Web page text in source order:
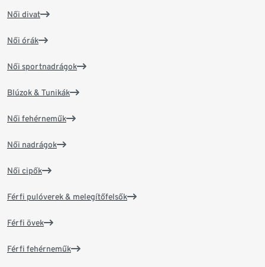
Női divat
Női órák
Női sportnadrágok
Blúzok & Tunikák
Női fehérneműk
Női nadrágok
Női cipők
Férfi pulóverek & melegítőfelsők
Férfi övek
Férfi fehérneműk